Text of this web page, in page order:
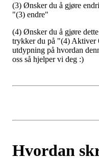
(3) Ønsker du å gjøre
"(3) endre"
(4) Ønsker du å gjøre
trykker du på "(4) Aktiver
utdypning på hvordan
oss så hjelper vi deg :)
Hvordan